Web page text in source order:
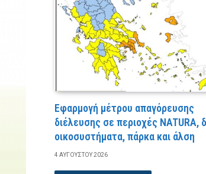
Εφαρμογή μέτρου απαγόρευσης
διέλευσης σε περιοχές NATURA,
οικοσυστήματα, πάρκα και άλση
4 ΑΥΓΟΎΣΤΟΥ 2026